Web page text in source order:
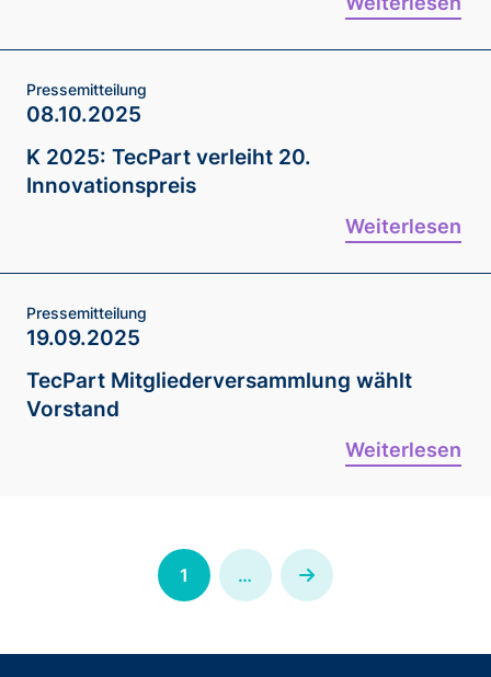
Pressemitteilung
08.10.2025
K 2025: TecPart verleiht 20.
Innovationspreis
Weiterlesen
Pressemitteilung
19.09.2025
TecPart Mitgliederversammlung wählt
Vorstand
Weiterlesen
1 … Next